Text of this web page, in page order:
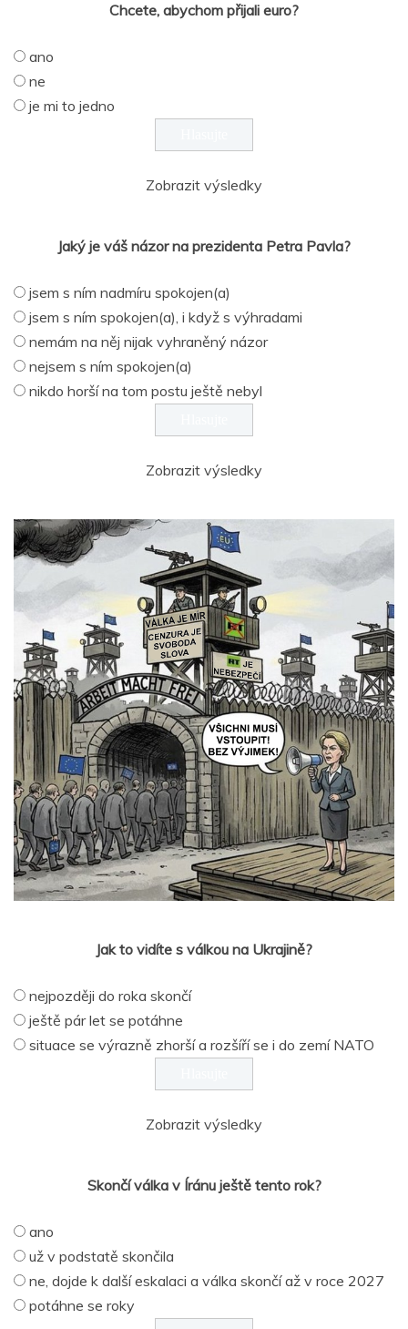
Chcete, abychom přijali euro?
ano
ne
je mi to jedno
Zobrazit výsledky
Jaký je váš názor na prezidenta Petra Pavla?
jsem s ním nadmíru spokojen(a)
jsem s ním spokojen(a), i když s výhradami
nemám na něj nijak vyhraněný názor
nejsem s ním spokojen(a)
nikdo horší na tom postu ještě nebyl
Zobrazit výsledky
Jak to vidíte s válkou na Ukrajině?
nejpozději do roka skončí
ještě pár let se potáhne
situace se výrazně zhorší a rozšíří se i do zemí NATO
Zobrazit výsledky
Skončí válka v Íránu ještě tento rok?
ano
už v podstatě skončila
ne, dojde k další eskalaci a válka skončí až v roce 2027
potáhne se roky